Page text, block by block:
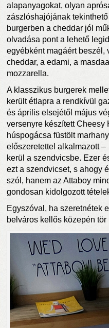
alapanyagokat, olyan
zászlóshajójának
burgerben a cheddar jól
olvadása pont a lehető
egyébként magáért
cheddar, a edami, a
mozzarella.
A klasszikus burgerek
került étlapra a rendkívül
és április elsejétől május
versenyre készített Cheesy
húspogácsa füstölt
előszeretettel alkalmazott
kerül a szendvicsbe. Ezer
ezt a szendvicset, s ahogy
szól, hanem az Attaboy
gondosan kidolgozott
Egyszóval, ha szeretnétek
belváros kellős közepén